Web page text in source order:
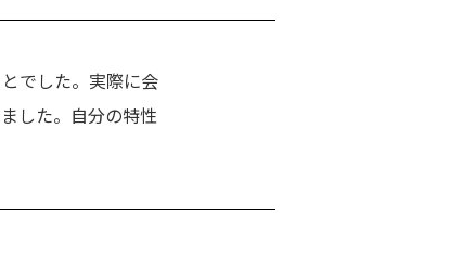
でした。実際に会
した。自分の特性